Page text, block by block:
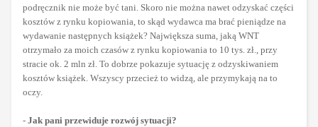
podręcznik nie może być tani. Skoro nie można nawet odzyskać części
kosztów z rynku kopiowania, to skąd wydawca ma brać pieniądze na
wydawanie następnych książek? Największa suma, jaką WNT
otrzymało za moich czasów z rynku kopiowania to 10 tys. zł., przy
stracie ok. 2 mln zł. To dobrze pokazuje sytuację z odzyskiwaniem
kosztów książek. Wszyscy przecież to widzą, ale przymykają na to
oczy.
- Jak pani przewiduje rozwój sytuacji?